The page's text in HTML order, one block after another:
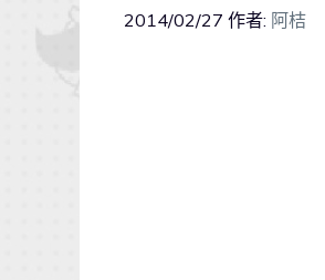
2014/02/27 作者: 阿桔